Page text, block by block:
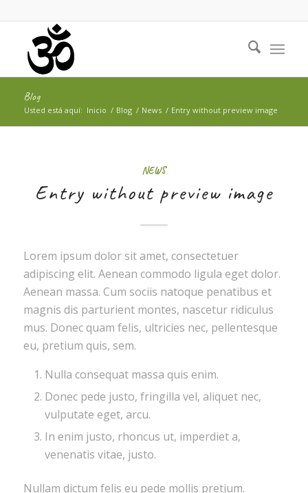
Blog
Usted está aquí: Inicio / Blog / News / Entry without preview image
NEWS
Entry without preview image
Lorem ipsum dolor sit amet, consectetuer
adipiscing elit. Aenean commodo ligula eget dolor.
Aenean massa. Cum sociis natoque penatibus et
magnis dis parturient montes, nascetur ridiculus
mus. Donec quam felis, ultricies nec, pellentesque
eu, pretium quis, sem.
Nulla consequat massa quis enim.
Donec pede justo, fringilla vel, aliquet nec,
vulputate eget, arcu.
In enim justo, rhoncus ut, imperdiet a,
venenatis vitae, justo.
Nullam dictum felis eu pede mollis pretium.